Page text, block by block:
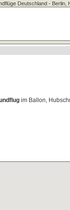
Deutschland - Berlin,
im Ballon,